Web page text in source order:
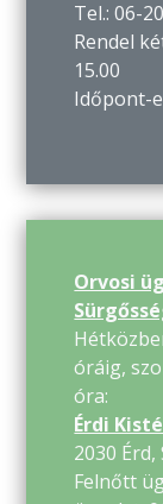
Tel.: 06-
Rendel
15.00
Időpont-
Orvosi
óráig,
óra:
Érdi
2030
Felnőtt